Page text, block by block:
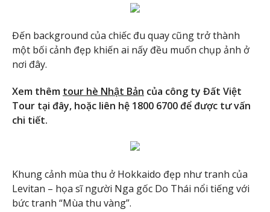
Đến background của chiếc đu quay cũng trở thành
một bối cảnh đẹp khiến ai nấy đều muốn chụp ảnh ở
nơi đây.
Xem thêm tour hè Nhật Bản của công ty Đất Việt
Tour tại đây, hoặc liên hệ 1800 6700 để được tư vấn
chi tiết.
Khung cảnh mùa thu ở Hokkaido đẹp như tranh của
Levitan – họa sĩ người Nga gốc Do Thái nổi tiếng với
bức tranh “Mùa thu vàng”.